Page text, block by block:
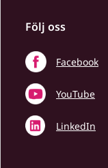
Följ oss
Facebook
YouTube
LinkedIn